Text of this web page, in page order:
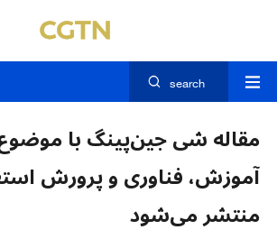
search
مقاله شی جین‌پینگ با
آموزش، فناوری و پرورش
منتشر می‌شود